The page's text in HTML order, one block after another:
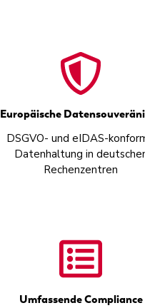
Europäische
DSGVO- und eIDAS-
Datenhaltung in
Rechenzentren
Umfassende Compliance